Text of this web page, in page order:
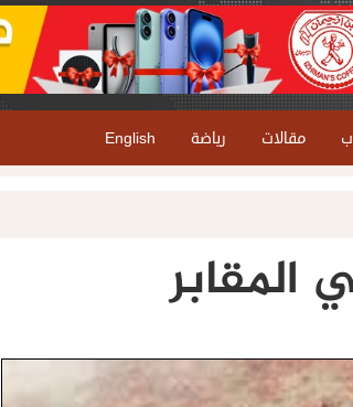
مقالات رياضة English